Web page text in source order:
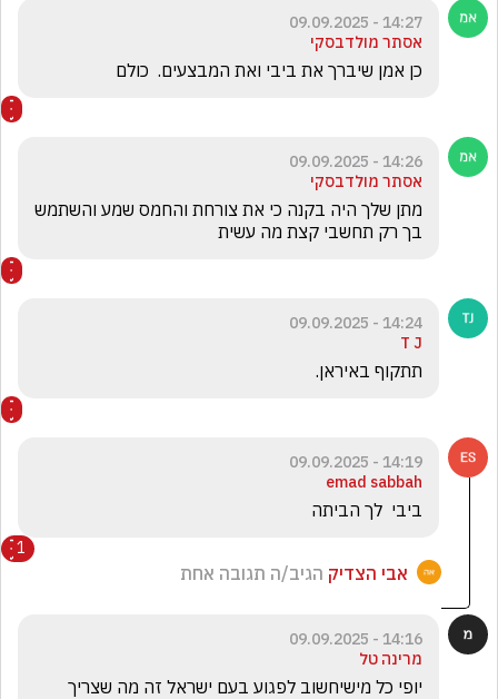
14:27 - 09.09.2025
אסתר מולדבסקי
כן אמן שיברך את ביבי ואת המבצעים.  כולם
14:26 - 09.09.2025
אסתר מולדבסקי
בך רק תחשבי קצת מה עשית
14:24 - 09.09.2025
T J
תתקוף באיראן.
14:19 - 09.09.2025
emad sabbah
ביבי  לך הביתה
1
אבי הצדיק הגיב/ה תגובה אחת
14:16 - 09.09.2025
מרינה טל
יופי כל מישיחשוב לפגוע בעם ישראל זה מה שצריך